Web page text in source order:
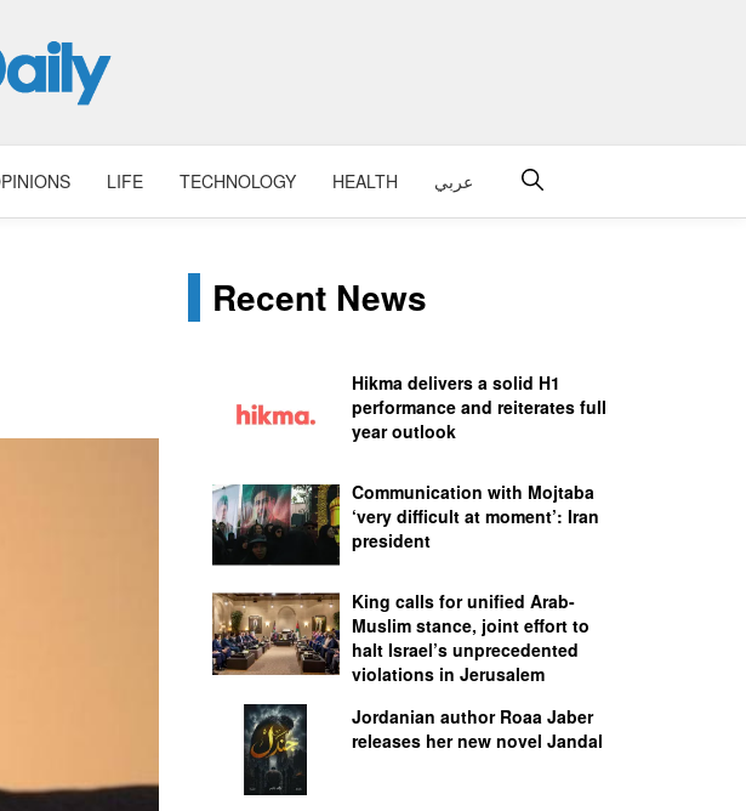
LIFE TECHNOLOGY HEALTH عربي
Recent News
Hikma delivers a solid H1
performance and reiterates full
year outlook
Communication with Mojtaba
‘very difficult at moment’: Iran
president
King calls for unified Arab-
Muslim stance, joint effort to
halt Israel’s unprecedented
violations in Jerusalem
Jordanian author Roaa Jaber
releases her new novel Jandal